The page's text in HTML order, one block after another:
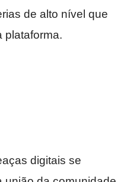
de alto nível que
plataforma.
digitais se